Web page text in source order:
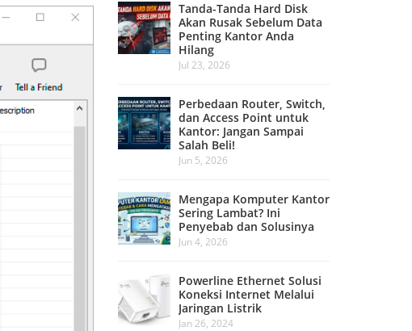
Tanda-Tanda Hard Disk
Akan Rusak Sebelum Data
Penting Kantor Anda
Hilang
Jul 23, 2026
Perbedaan Router, Switch,
dan Access Point untuk
Kantor: Jangan Sampai
Salah Beli!
Jun 5, 2026
Mengapa Komputer Kantor
Sering Lambat? Ini
Penyebab dan Solusinya
Jun 4, 2026
Powerline Ethernet Solusi
Koneksi Internet Melalui
Jaringan Listrik
Jan 26, 2024